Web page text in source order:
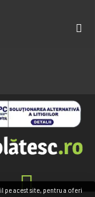
acest site, pentru a oferi